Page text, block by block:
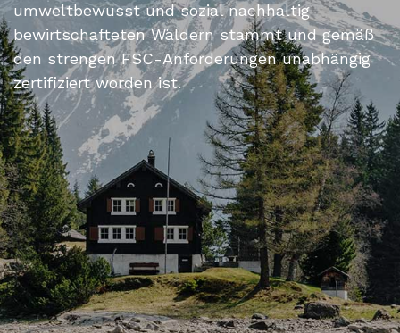
umweltbewusst und sozial nachhaltig
bewirtschafteten Wäldern stammt und gemäß
den strengen FSC-Anforderungen unabhängig
zertifiziert worden ist.